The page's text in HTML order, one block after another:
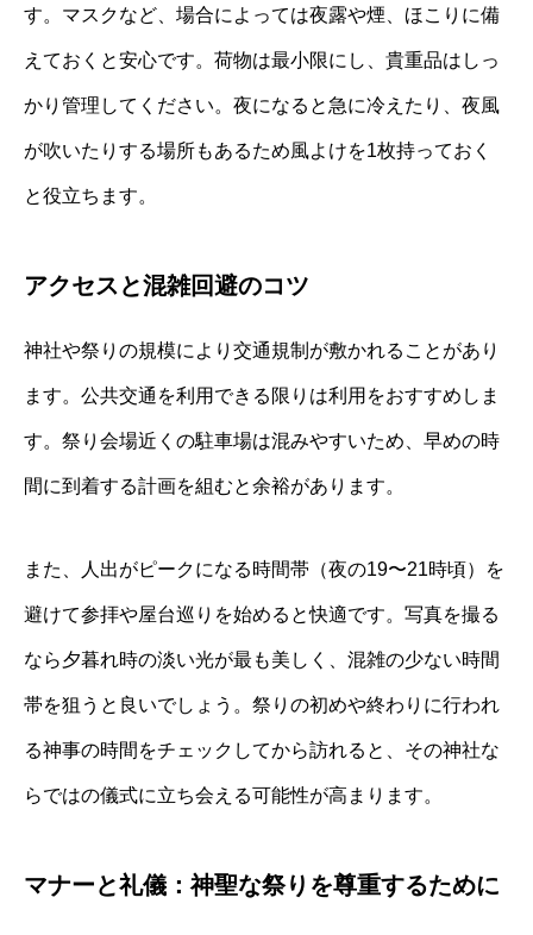
す。マスクなど、場合によっては夜露や煙、ほこりに備
えておくと安心です。荷物は最小限にし、貴重品はしっ
かり管理してください。夜になると急に冷えたり、夜風
が吹いたりする場所もあるため風よけを1枚持っておく
と役立ちます。
アクセスと混雑回避のコツ
神社や祭りの規模により交通規制が敷かれることがあり
ます。公共交通を利用できる限りは利用をおすすめしま
す。祭り会場近くの駐車場は混みやすいため、早めの時
間に到着する計画を組むと余裕があります。
また、人出がピークになる時間帯（夜の19〜21時頃）を
避けて参拝や屋台巡りを始めると快適です。写真を撮る
なら夕暮れ時の淡い光が最も美しく、混雑の少ない時間
帯を狙うと良いでしょう。祭りの初めや終わりに行われ
る神事の時間をチェックしてから訪れると、その神社な
らではの儀式に立ち会える可能性が高まります。
マナーと礼儀：神聖な祭りを尊重するために